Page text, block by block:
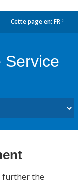
Cette page en: FR
Service
further the